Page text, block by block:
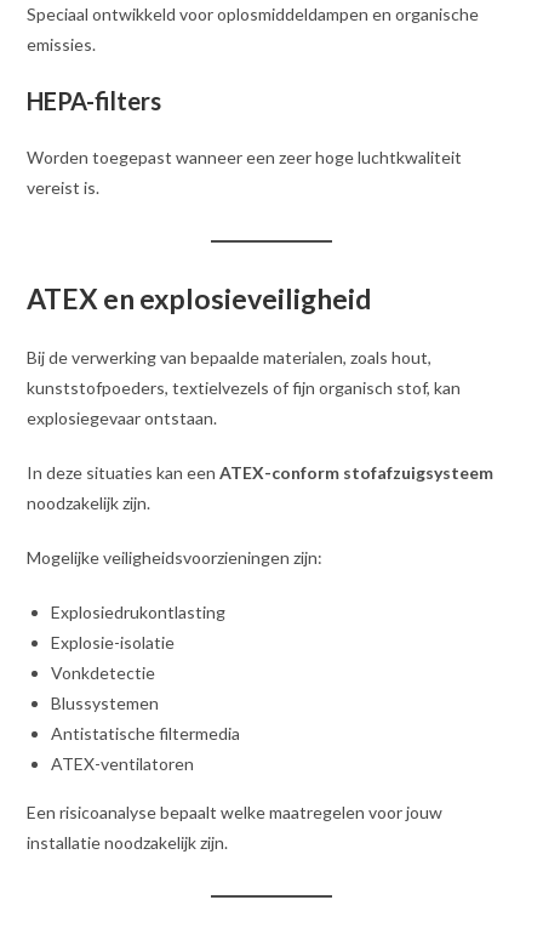
Speciaal ontwikkeld voor oplosmiddeldampen en organische
emissies.
HEPA-filters
Worden toegepast wanneer een zeer hoge luchtkwaliteit
vereist is.
ATEX en explosieveiligheid
Bij de verwerking van bepaalde materialen, zoals hout,
kunststofpoeders, textielvezels of fijn organisch stof, kan
explosiegevaar ontstaan.
In deze situaties kan eenATEX-conform stofafzuigsysteem
noodzakelijk zijn.
Mogelijke veiligheidsvoorzieningen zijn:
Explosiedrukontlasting
Explosie-isolatie
Vonkdetectie
Blussystemen
Antistatische filtermedia
ATEX-ventilatoren
Een risicoanalyse bepaalt welke maatregelen voor jouw
installatie noodzakelijk zijn.